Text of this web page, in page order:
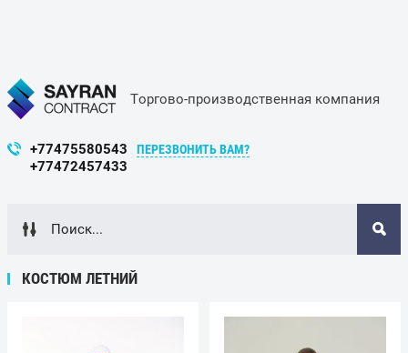
Торгово-производственная компания
+77475580543
+77472457433
ПЕРЕЗВОНИТЬ ВАМ?
КОСТЮМ ЛЕТНИЙ